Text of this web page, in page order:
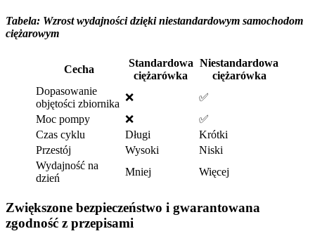
Tabela: Wzrost wydajności dzięki niestandardowym samochodom
ciężarowym
Cecha
Standardowa
ciężarówka
Niestandardowa
ciężarówka
Dopasowanie
objętości zbiornika
❌
✅
Moc pompy
❌
✅
Czas cyklu
Długi
Krótki
Przestój
Wysoki
Niski
Wydajność na
dzień
Mniej Więcej
Zwiększone bezpieczeństwo i gwarantowana
zgodność z przepisami